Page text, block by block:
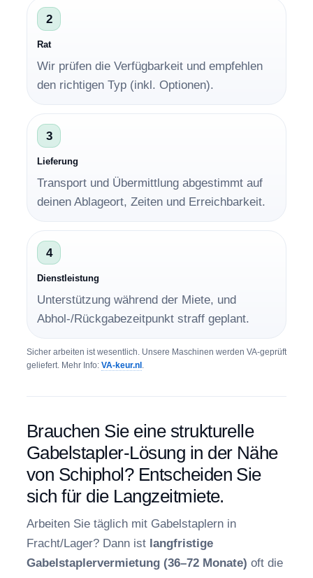
2
Rat
Wir prüfen die Verfügbarkeit und empfehlen
den richtigen Typ (inkl. Optionen).
3
Lieferung
Transport und Übermittlung abgestimmt auf
deinen Ablageort, Zeiten und Erreichbarkeit.
4
Dienstleistung
Unterstützung während der Miete, und
Abhol-/Rückgabezeitpunkt straff geplant.
Sicher arbeiten ist wesentlich. Unsere Maschinen werden VA-geprüft
geliefert. Mehr Info: VA-keur.nl .
Brauchen Sie eine strukturelle
Gabelstapler-Lösung in der Nähe
von Schiphol? Entscheiden Sie
sich für die Langzeitmiete.
Arbeiten Sie täglich mit Gabelstaplern in
Fracht/Lager? Dann ist langfristige
Gabelstaplervermietung (36–72 Monate) oft die